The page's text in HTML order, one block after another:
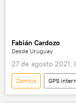
Fabián Cardozo
Desde Uruguay
27 de agosto 2021,
Zambia GPS
China